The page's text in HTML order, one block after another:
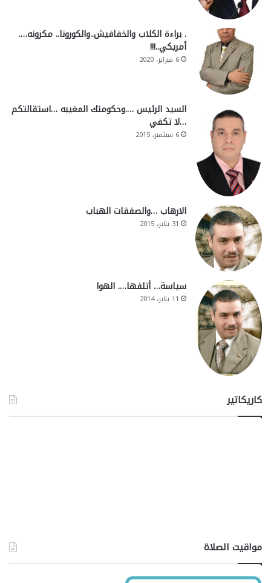
. براءة الكلاب والخفافيش..والكورونا.. مكرونه….
أمريكي..!!!
6 فبراير، 2020
السيد الرئيس ….وحكومتك المغيبه …استقالتكم
…لا تكفي
6 سبتمبر، 2015
الارهاب …والصفقات الهباب
31 يناير، 2015
سياسة… أتلفها…. الهوا
11 يناير، 2014
كاريكاتير
مواقيت الصلاة